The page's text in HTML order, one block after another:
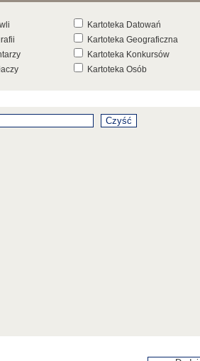
Kartoteka Datowań
Kartoteka Geograficzna
Kartoteka Konkursów
Kartoteka Osób
Inwentarza
Kartoteka Wystaw
Stempli i Punc Kartoteka Źródeł